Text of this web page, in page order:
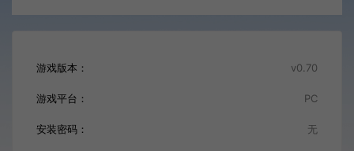
游戏版本： v0.70
游戏平台： PC
安装密码： 无